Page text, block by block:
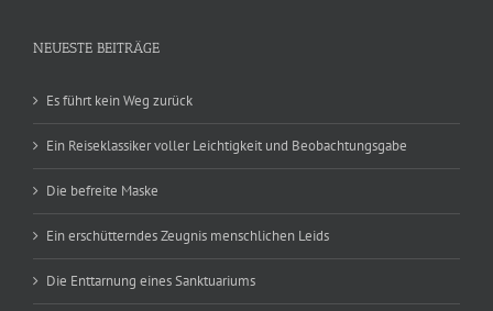
NEUESTE BEITRÄGE
Es führt kein Weg zurück
Ein Reiseklassiker voller Leichtigkeit und Beobachtungsgabe
Die befreite Maske
Ein erschütterndes Zeugnis menschlichen Leids
Die Enttarnung eines Sanktuariums